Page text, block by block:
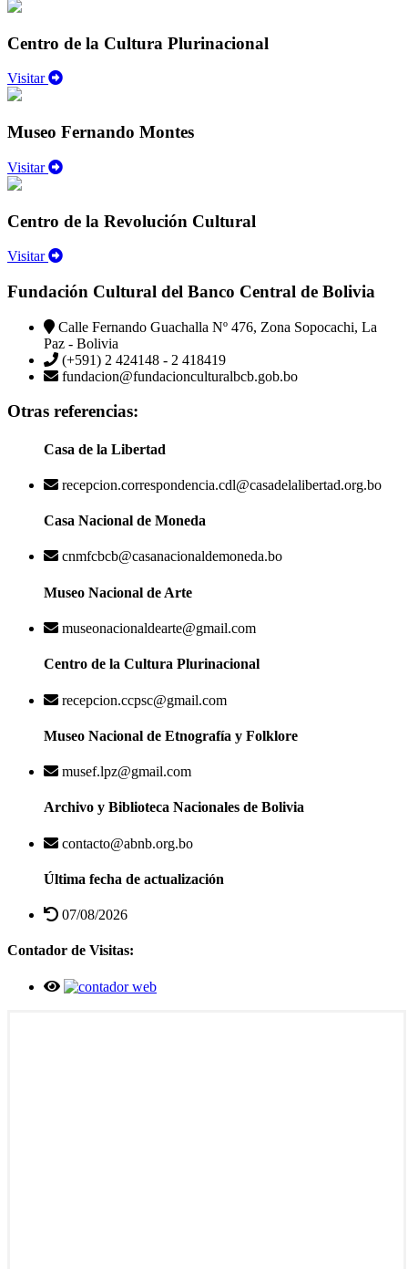
Centro de la Cultura Plurinacional
Visitar
Museo Fernando Montes
Visitar
Centro de la Revolución Cultural
Visitar
Fundación Cultural del Banco Central de Bolivia
Calle Fernando Guachalla Nº 476, Zona Sopocachi, La
Paz - Bolivia
(+591) 2 424148 - 2 418419
fundacion@fundacionculturalbcb.gob.bo
Otras referencias:
Casa de la Libertad
recepcion.correspondencia.cdl@casadelalibertad.org.bo
Casa Nacional de Moneda
cnmfcbcb@casanacionaldemoneda.bo
Museo Nacional de Arte
museonacionaldearte@gmail.com
Centro de la Cultura Plurinacional
recepcion.ccpsc@gmail.com
Museo Nacional de Etnografía y Folklore
musef.lpz@gmail.com
Archivo y Biblioteca Nacionales de Bolivia
contacto@abnb.org.bo
Última fecha de actualización
07/08/2026
Contador de Visitas: